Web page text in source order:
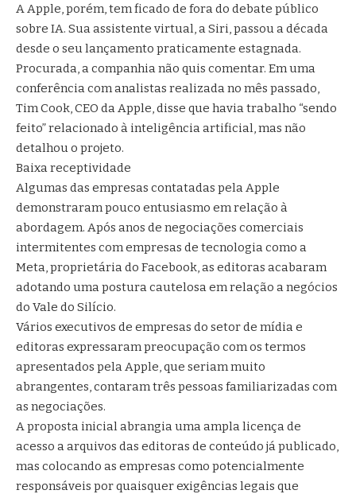
A Apple, porém, tem ficado de fora do debate público
sobre IA. Sua assistente virtual, a Siri, passou a década
desde o seu lançamento praticamente estagnada.
Procurada, a companhia não quis comentar. Em uma
conferência com analistas realizada no mês passado,
Tim Cook, CEO da Apple, disse que havia trabalho “sendo
feito” relacionado à inteligência artificial, mas não
detalhou o projeto.
Baixa receptividade
Algumas das empresas contatadas pela Apple
demonstraram pouco entusiasmo em relação à
abordagem. Após anos de negociações comerciais
intermitentes com empresas de tecnologia como a
Meta, proprietária do Facebook, as editoras acabaram
adotando uma postura cautelosa em relação a negócios
do Vale do Silício.
Vários executivos de empresas do setor de mídia e
editoras expressaram preocupação com os termos
apresentados pela Apple, que seriam muito
abrangentes, contaram três pessoas familiarizadas com
as negociações.
A proposta inicial abrangia uma ampla licença de
acesso a arquivos das editoras de conteúdo já publicado,
mas colocando as empresas como potencialmente
responsáveis por quaisquer exigências legais que